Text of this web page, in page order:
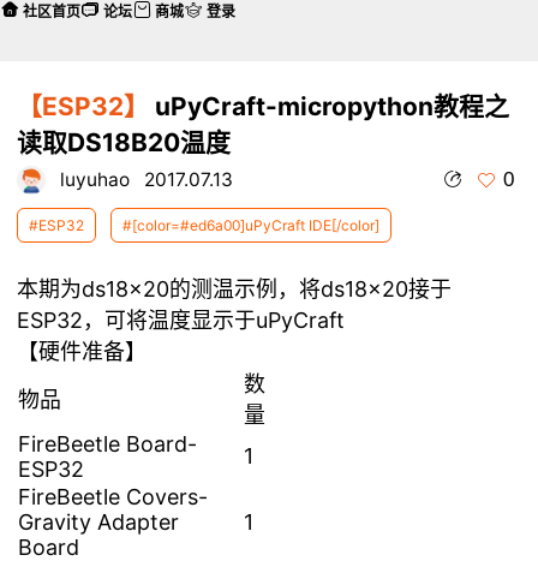
【ESP32】
uPyCraft-micropython教程之
读取DS18B20温度
luyuhao 2017.07.13 0
#ESP32 #[color=#ed6a00]uPyCraft IDE[/color]
本期为ds18x20的测温示例，将ds18x20接于
ESP32，可将温度显示于uPyCraft
【硬件准备】
物品
数
量
FireBeetle Board-
ESP32
1
FireBeetle Covers-
Gravity Adapter
Board
1
社区首页 论坛 商城 登录